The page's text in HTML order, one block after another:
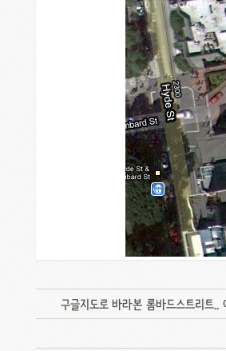
구글지도로 바라본 롬바드스트리트